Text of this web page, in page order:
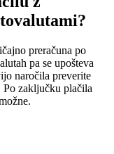
preračuna po
pa se upošteva
naročila preverite
Po zaključku plačila